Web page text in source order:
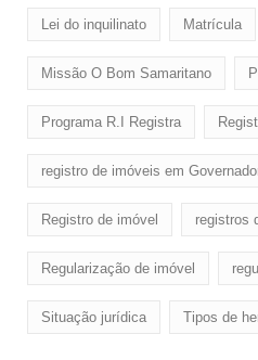
Lei do inquilinato Matrícula
Missão O Bom Samaritano
Programa R.I Registra
registro de imóveis em
Registro de imóvel registros
Regularização de imóvel
Situação jurídica Tipos de